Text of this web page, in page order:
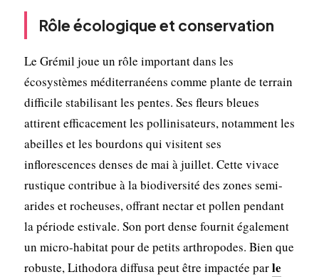
Rôle écologique et conservation
Le Grémil joue un rôle important dans les
écosystèmes méditerranéens comme plante de terrain
difficile stabilisant les pentes. Ses fleurs bleues
attirent efficacement les pollinisateurs, notamment les
abeilles et les bourdons qui visitent ses
inflorescences denses de mai à juillet. Cette vivace
rustique contribue à la biodiversité des zones semi-
arides et rocheuses, offrant nectar et pollen pendant
la période estivale. Son port dense fournit également
un micro-habitat pour de petits arthropodes. Bien que
robuste, Lithodora diffusa peut être impactée parle